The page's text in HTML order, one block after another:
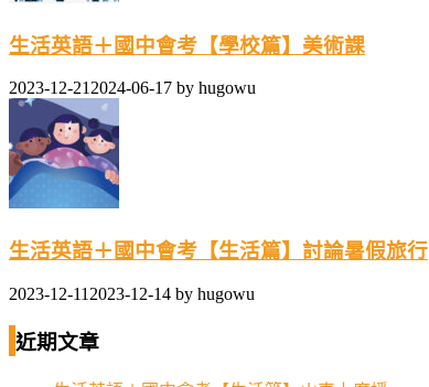
生活英語＋國中會考【學校篇】美術課
2023-12-212024-06-17 by hugowu
生活英語＋國中會考【生活篇】討論暑假旅行
2023-12-11 2023-12-14 by hugowu
近期文章